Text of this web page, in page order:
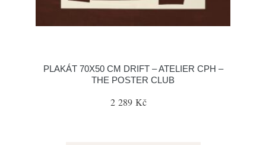
PLAKÁT 70X50 CM DRIFT – ATELIER CPH –
THE POSTER CLUB
2 289 Kč